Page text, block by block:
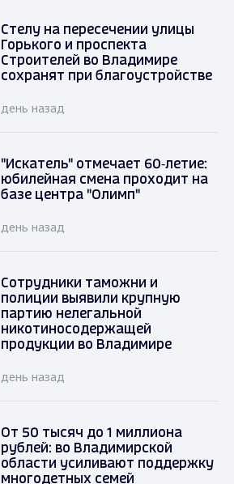
Стелу на пересечении улицы
Горького и проспекта
Строителей во Владимире
сохранят при благоустройстве
день назад
"Искатель" отмечает 60‑летие:
юбилейная смена проходит на
базе центра "Олимп"
день назад
Сотрудники таможни и
полиции выявили крупную
партию нелегальной
никотиносодержащей
продукции во Владимире
день назад
От 50 тысяч до 1 миллиона
рублей: во Владимирской
области усиливают поддержку
многодетных семей